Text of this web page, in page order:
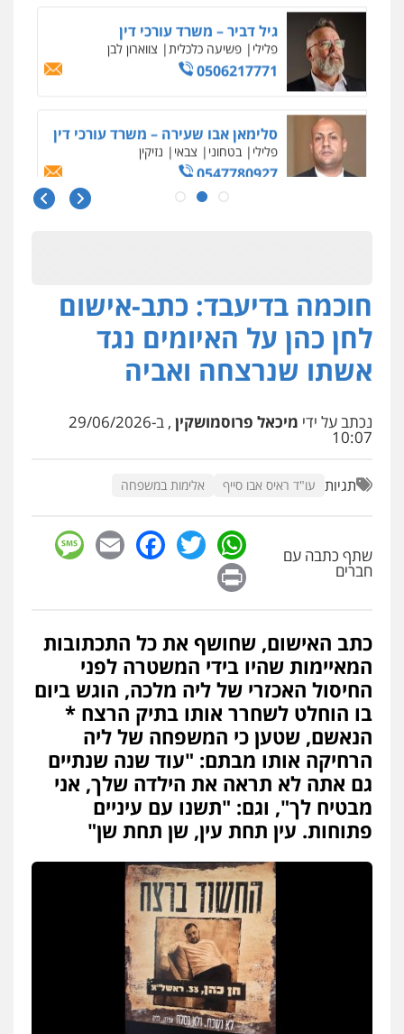
0525060666
503456449
עו"ד איהאב ג'לג'ולי
עורכי דין לענייני
אייל בן שושן, עורך דין פלילי
פלילי מעצרים וחקירות פשיעה חמורה
נוער רישום פלילי
0522763105
פלילי צבאי מעצרים וחקירות
כלכלי אלימות סמים מעצרים
0525544654
0507206063
עו"ד זוהר ארבל
פשיעה חמורה מעצרים וחקירות
קטינים
0538788878
עו"ד אסף דוק
פלילי עבירות מין סמים והימורים פשיעה
חמורה חקירות ומעצרים צווארון לבן והונאה
0526885006
עו"ד שלי גורביץ – לוי
משפט פלילי פשיעה חמורה
וחקירות צבאי תעבורה
0544218336
משרד עורכי דין חן ברוך
חוכמה בדיעבד: כתב-אישום
לחן כהן על האיומים נגד
אשתו שנרצחה ואביה
נכתב על ידי מיכאל פרוסמושקין , ב-29/06/2026
10:07
תגיות עו"ד ראיס אבו סייף אלימות במשפחה
שתף כתבה עם
חברים
WhatsApp
Twitter
Facebook
Email
כתב האישום, שחושף את כל התכתובות
המאיימות שהיו בידי המשטרה לפני
החיסול האכזרי של ליה מלכה, הוגש ביום
בו הוחלט לשחרר אותו בתיק הרצח *
הנאשם, שטען כי המשפחה של ליה
הרחיקה אותו מבתם: "עוד שנה שנתיים
גם אתה לא תראה את הילדה שלך, אני
מבטיח לך", וגם: "תשנו עם עיניים
פתוחות. עין תחת עין, שן תחת שן"